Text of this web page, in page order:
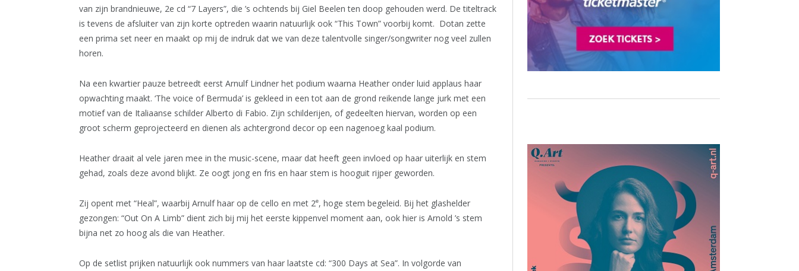
van zijn brandnieuwe, 2e cd “7 Layers”, die ’s ochtends bij Giel Beelen ten doop gehouden werd. De titeltrack
is tevens de afsluiter van zijn korte optreden waarin natuurlijk ook “This Town” voorbij komt. Dotan zette
een prima set neer en maakt op mij de indruk dat we van deze talentvolle singer/songwriter nog veel zullen
horen.
Na een kwartier pauze betreedt eerst Arnulf Lindner het podium waarna Heather onder luid applaus haar
opwachting maakt. ‘The voice of Bermuda’ is gekleed in een tot aan de grond reikende lange jurk met een
motief van de Italiaanse schilder Alberto di Fabio. Zijn schilderijen, of gedeelten hiervan, worden op een
groot scherm geprojecteerd en dienen als achtergrond decor op een nagenoeg kaal podium.
Heather draait al vele jaren mee in the music-scene, maar dat heeft geen invloed op haar uiterlijk en stem
gehad, zoals deze avond blijkt. Ze oogt jong en fris en haar stem is hooguit rijper geworden.
Zij opent met “Heal”, waarbij Arnulf haar op de cello en met 2e, hoge stem begeleid. Bij het glashelder
gezongen: “Out On A Limb” dient zich bij mij het eerste kippenvel moment aan, ook hier is Arnold ’s stem
bijna net zo hoog als die van Heather.
Op de setlist prijken natuurlijk ook nummers van haar laatste cd: “300 Days at Sea”. In volgorde van